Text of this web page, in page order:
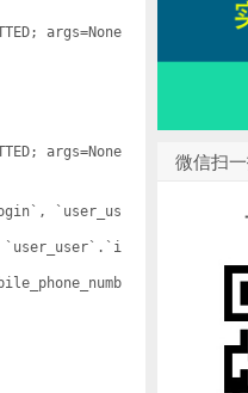
args=None
args=None
`user_us
`user_user`.`i
微信扫